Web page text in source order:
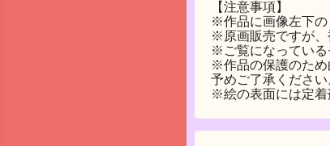
【注意事項】
※作品に画像左下の
※原画販売ですが、
※ご覧になっている
※作品の保護のため
予めご了承ください
※絵の表面には定着